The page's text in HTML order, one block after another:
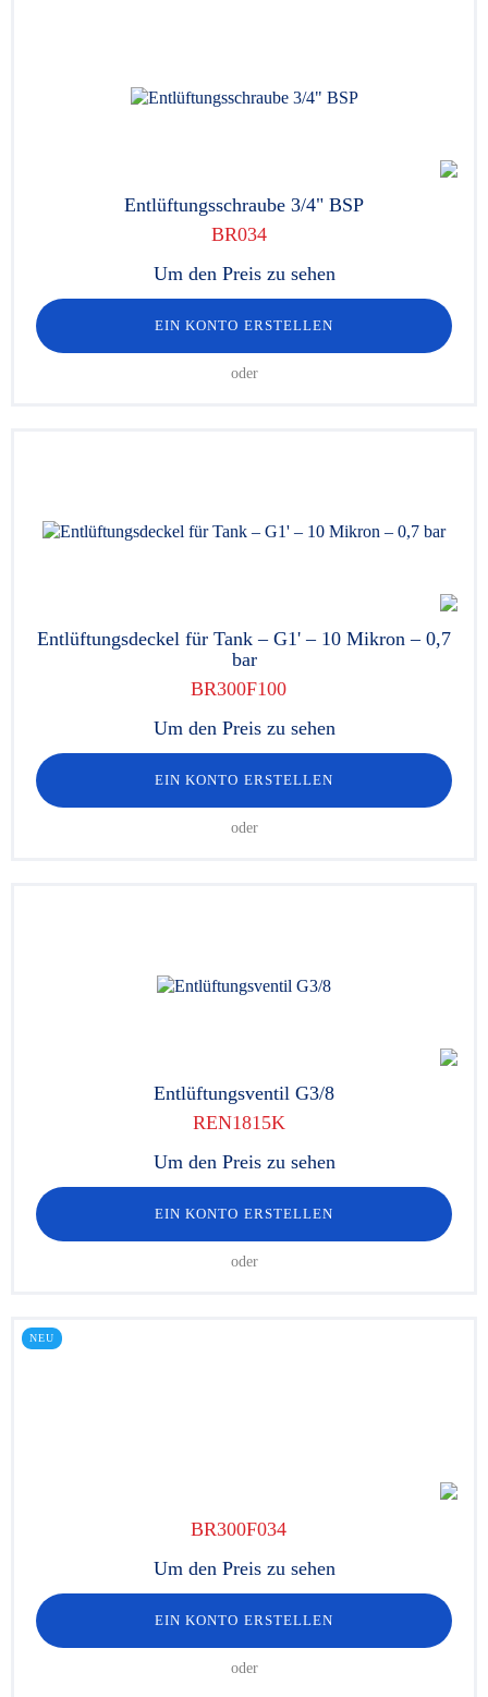
Entlüftungsschraube 3/4" BSP
BR034
Um den Preis zu sehen
EIN KONTO ERSTELLEN
oder
Entlüftungsdeckel für Tank – G1' – 10 Mikron – 0,7
bar
BR300F100
Um den Preis zu sehen
EIN KONTO ERSTELLEN
oder
Entlüftungsventil G3/8
REN1815K
Um den Preis zu sehen
EIN KONTO ERSTELLEN
oder
NEU
BR300F034
Um den Preis zu sehen
EIN KONTO ERSTELLEN
oder